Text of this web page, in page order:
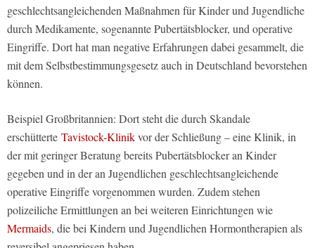
geschlechtsangleichenden Maßnahmen für Kinder und Jugendliche
durch Medikamente, sogenannte Pubertätsblocker, und operative
Eingriffe. Dort hat man negative Erfahrungen dabei gesammelt, die
mit dem Selbstbestimmungsgesetz auch in Deutschland bevorstehen
können.
Beispiel Großbritannien: Dort steht die durch Skandale
erschütterte Tavistock-Klinikvor der Schließung – eine Klinik, in
der mit geringer Beratung bereits Pubertätsblocker an Kinder
gegeben und in der an Jugendlichen geschlechtsangleichende
operative Eingriffe vorgenommen wurden. Zudem stehen
polizeiliche Ermittlungen an bei weiteren Einrichtungen wie
Mermaids, die bei Kindern und Jugendlichen Hormontherapien als